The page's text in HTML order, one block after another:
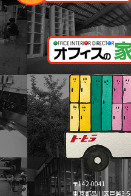
〒142-0041
東京都品川区戸越3-